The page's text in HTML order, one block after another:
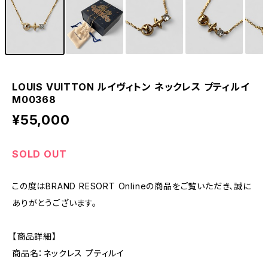
LOUIS VUITTON ルイヴィトン ネックレス プティルイ
M00368
¥55,000
SOLD OUT
この度はBRAND RESORT Onlineの商品をご覧いただき、誠に
ありがとうございます。
【商品詳細】
商品名：ネックレス プティルイ